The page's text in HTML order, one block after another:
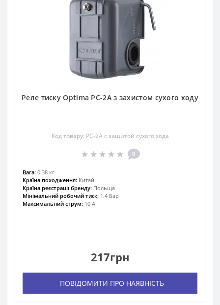
Реле тиску Optima РС-2A з захистом сухого ходу
Код товару: РС-2А c защитой сухого хода
0
Вага: 0.38 кг
Країна походження: Китай
Країна реєстрації бренду: Польща
Мінімальний робочий тиск: 1.4 Бар
Максимальний струм: 10 А
217грн
ПОВІДОМИТИ ПРО НАЯВНІСТЬ